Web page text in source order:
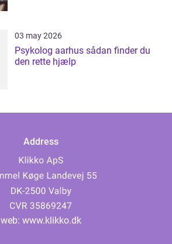
03 may 2026
Psykolog aarhus sådan finder du
den rette hjælp
Address
web: www.klikko.dk